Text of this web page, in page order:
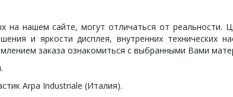
на нашем сайте, могут отличаться от реальности.
и яркости дисплея, внутренних технических
заказа ознакомиться с выбранными Вами
Arpa Industriale (Италия).